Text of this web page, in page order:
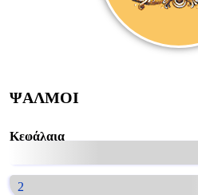
ΨΑΛΜΟΙ
Κεφάλαια
2